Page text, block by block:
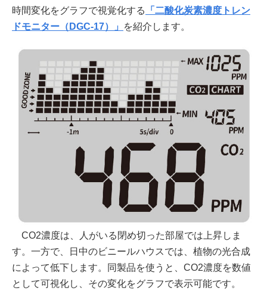
時間変化をグラフで視覚化する
「二酸化炭素濃度トレン
ドモニター（DGC-17）」
を紹介します。
CO2濃度は、人がいる閉め切った部屋では上昇しま
す。一方で、日中のビニールハウスでは、植物の光合成
によって低下します。同製品を使うと、CO2濃度を数値
として可視化し、その変化をグラフで表示可能です。